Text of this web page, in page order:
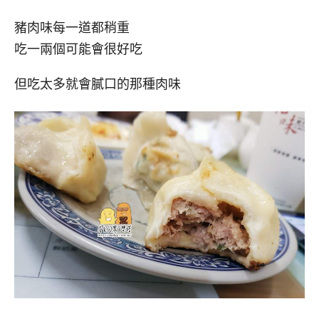
豬肉味每一道都稍重
吃一兩個可能會很好吃
但吃太多就會膩口的那種肉味